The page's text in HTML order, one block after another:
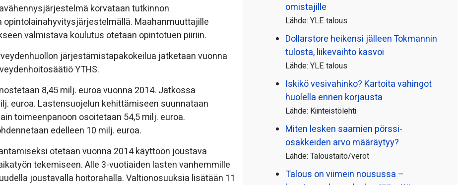
korvataan tutkinnon
Maahanmuuttajille
valmistava koulutus otetaan opintotuen piiriin.
järjestämistapakokeilua jatketaan vuonna
YTHS.
8,45 milj. euroa vuonna 2014. Jatkossa
euroa. Lastensuojelun kehittämiseen suunnataan
toimeenpanoon osoitetaan 54,5 milj. euroa.
edelleen 10 milj. euroa.
otetaan vuonna 2014 käyttöön joustava
tekemiseen. Alle 3-vuotiaiden lasten vanhemmille
joustavalla hoitorahalla. Valtionosuuksia lisätään 11
omistajille
Lähde: YLE talous
Dollarstore heikensi jälleen Tokmannin
tulosta, liikevaihto kasvoi
Lähde: YLE talous
Iskikö vesivahinko? Kartoita vahingot
huolella ennen korjausta
Lähde: Kiinteistölehti
Miten lesken saamien pörssi­
osakkeiden arvo määräytyy?
Lähde: Taloustaito/verot
Talous on viimein nousussa –